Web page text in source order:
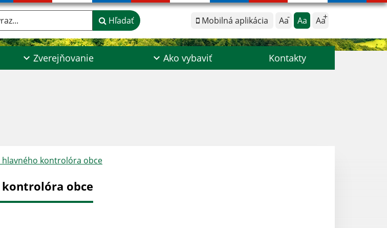
Mobilná aplikácia Aa Aa Aa
Hľadať
Zverejňovanie Ako vybaviť Kontakty
hlavného kontrolóra obce
obce